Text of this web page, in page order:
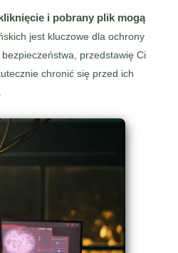
i pobrany plik mogą
jest kluczowe dla ochrony
przedstawię Ci
chronić się przed ich